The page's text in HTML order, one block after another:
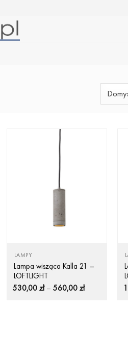
LAMPY
Lampa wisząca Kalla 21 –
LOFTLIGHT
530,00 zł – 560,00 złZakres